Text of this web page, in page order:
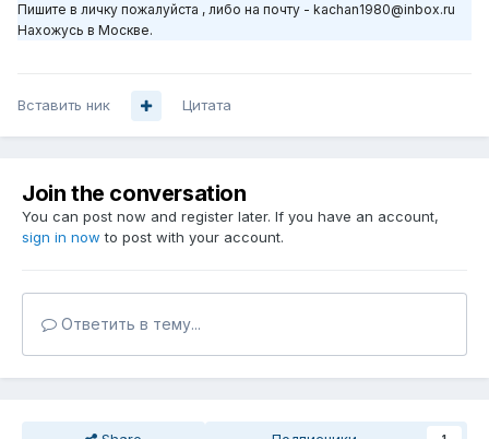
Пишите в личку пожалуйста , либо на почту - kachan1980@inbox.ru
Нахожусь в Москве.
Вставить ник Цитата
Join the conversation
You can post now and register later. If you have an account,
sign in now to post with your account.
Ответить в тему...